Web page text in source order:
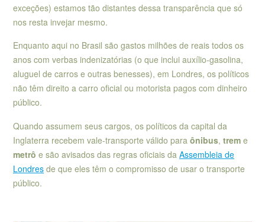
exceções) estamos tão distantes dessa transparência que só
nos resta invejar mesmo.
Enquanto aqui no Brasil são gastos milhões de reais todos os
anos com verbas indenizatórias (o que inclui auxílio-gasolina,
aluguel de carros e outras benesses), em Londres, os políticos
não têm direito a carro oficial ou motorista pagos com dinheiro
público.
Quando assumem seus cargos, os políticos da capital da
Inglaterra recebem vale-transporte válido para ônibus, trem e
metrô e são avisados das regras oficiais da Assembleia de
Londres de que eles têm o compromisso de usar o transporte
público.